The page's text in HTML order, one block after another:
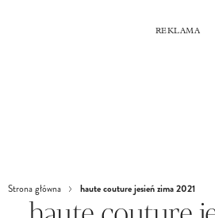
Strona główna haute couture jesień zima 2021